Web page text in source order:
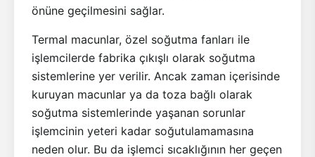
önüne geçilmesini sağlar.
Termal macunlar, özel soğutma fanları ile
işlemcilerde fabrika çıkışlı olarak soğutma
sistemlerine yer verilir. Ancak zaman içerisinde
kuruyan macunlar ya da toza bağlı olarak
soğutma sistemlerinde yaşanan sorunlar
işlemcinin yeteri kadar soğutulamamasına
neden olur. Bu da işlemci sıcaklığının her geçen